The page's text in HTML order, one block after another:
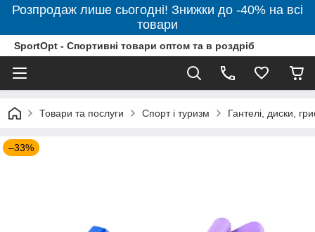
Розпродаж лише сьогодні! Знижки до -40% на всі
товари
SportOpt - Спортивні товари оптом та в роздріб
Товари та послуги Спорт і туризм Гантелі, диски,
–33%